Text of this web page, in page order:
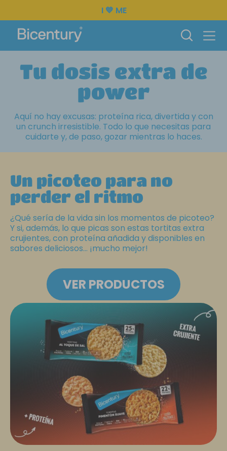
I 💙 ME
Tu dosis extra de
power
Aquí no hay excusas: proteína rica, divertida y con
un crunch irresistible. Todo lo que necesitas para
cuidarte y, de paso, gozar mientras lo haces.
Un picoteo para no
perder el ritmo
¿Qué sería de la vida sin los momentos de picoteo?
Y si, además, lo que picas son estas tortitas extra
crujientes, con proteína añadida y disponibles en
sabores deliciosos… ¡mucho mejor!
VER PRODUCTOS